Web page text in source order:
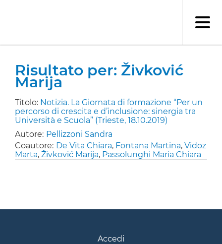
Risultato per: Živković
Marija
Titolo: Notizia. La Giornata di formazione “Per un
percorso di crescita e d’inclusione: sinergia tra
Università e Scuola” (Trieste, 18.10.2019)
Autore: Pellizzoni Sandra
Coautore: De Vita Chiara, Fontana Martina, Vidoz
Marta, Živković Marija, Passolunghi Maria Chiara
Accedi